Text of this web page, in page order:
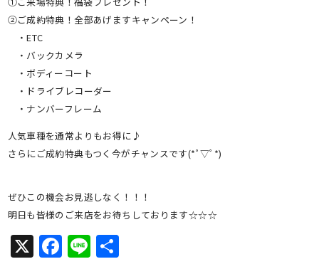
②ご成約特典！全部あげますキャンペーン！
・ETC
・バックカメラ
・ボディーコート
・ドライブレコーダー
・ナンバーフレーム
人気車種を通常よりもお得に♪
さらにご成約特典もつく今がチャンスです(*ﾟ▽ﾟ*)
ぜひこの機会お見逃しなく！！！
明日も皆様のご来店をお待ちしております☆☆☆
X Facebook
Line共